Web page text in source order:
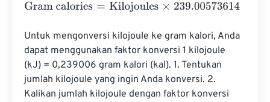
Gram calories=Kilojoules×239.00573614
Untuk mengonversi kilojoule ke gram kalori, Anda
dapat menggunakan faktor konversi 1 kilojoule
(kJ) = 0,239006 gram kalori (kal). 1. Tentukan
jumlah kilojoule yang ingin Anda konversi. 2.
Kalikan jumlah kilojoule dengan faktor konversi